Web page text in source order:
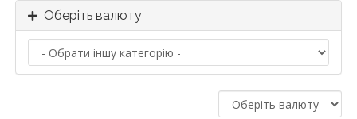
Оберіть валюту